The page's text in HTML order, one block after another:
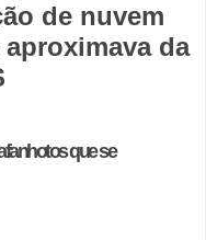
de nuvem
da
que se